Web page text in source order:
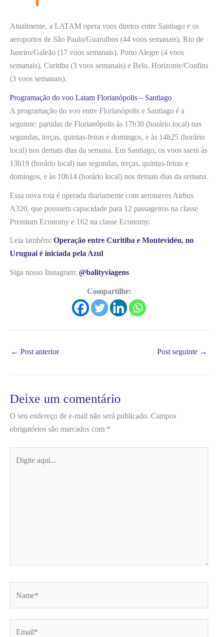
Atualmente, a LATAM opera voos diretos entre Santiago e os
aeroportos de São Paulo/Guarulhos (44 voos semanais), Rio de
Janeiro/Galeão (17 voos semanais), Porto Alegre (4 voos
semanais), Curitiba (3 voos semanais) e Belo. Horizonte/Confins
(3 voos semanais).
Programação do voo Latam Florianópolis – Santiago
A programação do voo entre Florianópolis e Santiago é a
seguinte: partidas de Florianópolis às 17h30 (horário local) nas
segundas, terças, quintas-feiras e domingos, e às 14h25 (horário
local) nos demais dias da semana. Em Santiago, os voos saem às
13h19 (horário local) nas segundas, terças, quintas-feiras e
domingos, e às 10h14 (horário local) nos demais dias da semana.
Essa nova rota é operada diariamente com aeronaves Airbus
A320, que possuem capacidade para 12 passageiros na classe
Premium Economy e 162 na classe Economy.
Leia também: Operação entre Curitiba e Montevidéu, no
Uruguai é iniciada pela Azul
Siga nosso Instagram: @balityviagens
Compartilhe:
← Post anterior Post seguinte →
Deixe um comentário
O seu endereço de e-mail não será publicado. Campos
obrigatórios são marcados com *
aqui...